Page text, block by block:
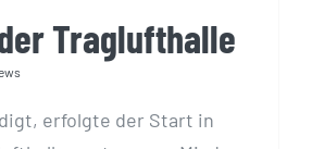
Traglufthalle
erfolgte der Start in